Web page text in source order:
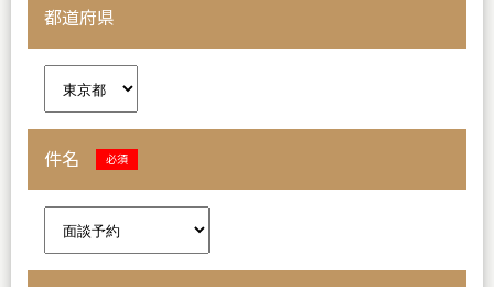
都道府県
件名 必須